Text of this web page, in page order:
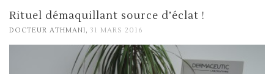
Rituel démaquillant source d’éclat !
DOCTEUR ATHMANI, 31 MARS 2016